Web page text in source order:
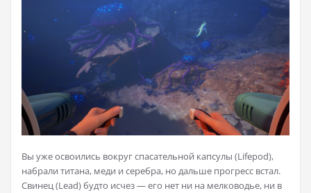
Вы уже освоились вокруг спасательной капсулы (Lifepod),
набрали титана, меди и серебра, но дальше прогресс встал.
Свинец (Lead) будто исчез — его нет ни на мелководье, ни в